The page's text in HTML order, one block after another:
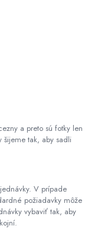
a preto sú fotky len
šijeme tak, aby sadli
V prípade
požiadavky môže
vybaviť tak, aby